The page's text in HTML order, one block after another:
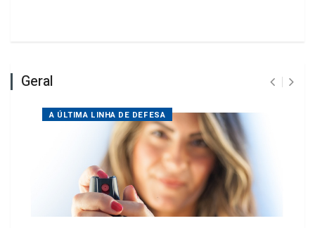
Geral
A ÚLTIMA LINHA DE DEFESA